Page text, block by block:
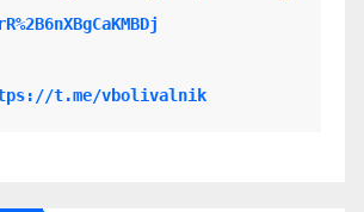
t.me/vbolivalnik